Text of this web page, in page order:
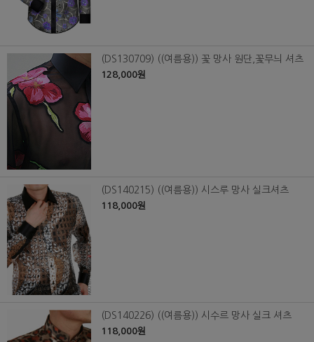
(DS130709) ((여름용)) 꽃 망사 원단,꽃무늬 셔츠
128,000원
(DS140215) ((여름용)) 시스루 망사 실크셔츠
118,000원
(DS140226) ((여름용)) 시수르 망사 실크 셔츠
118,000원